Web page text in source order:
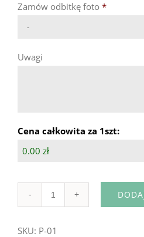
Zamów odbitkę foto *
Uwagi
Cena całkowita za 1szt:
0.00 zł
SKU: P-01